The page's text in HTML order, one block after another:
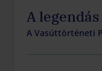
A
A Vasúttörténeti